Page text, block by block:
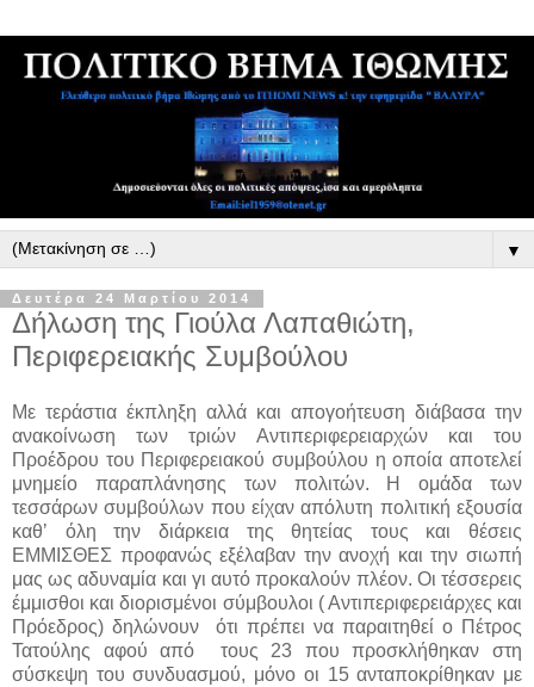
▼
Δευτέρα 24 Μαρτίου 2014
Δήλωση της Γιούλα Λαπαθιώτη,
Περιφερειακής Συμβούλου
Με τεράστια έκπληξη αλλά και απογοήτευση διάβασα την
ανακοίνωση των τριών Αντιπεριφερειαρχών και του
Προέδρου του Περιφερειακού συμβούλου η οποία αποτελεί
μνημείο παραπλάνησης των πολιτών. Η ομάδα των
τεσσάρων συμβούλων που είχαν απόλυτη πολιτική εξουσία
καθʼ όλη την διάρκεια της θητείας τους και θέσεις
ΕΜΜΙΣΘΕΣ προφανώς εξέλαβαν την ανοχή και την σιωπή
μας ως αδυναμία και γι αυτό προκαλούν πλέον. Οι τέσσερεις
έμμισθοι και διορισμένοι σύμβουλοι ( Αντιπεριφερειάρχες και
Πρόεδρος) δηλώνουν ότι πρέπει να παραιτηθεί ο Πέτρος
Τατούλης αφού από τους 23 που προσκλήθηκαν στη
σύσκεψη του συνδυασμού, μόνο οι 15 ανταποκρίθηκαν με